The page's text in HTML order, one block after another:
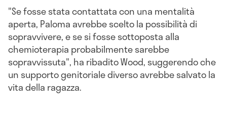
"Se fosse stata contattata con una mentalità
aperta, Paloma avrebbe scelto la possibilità di
sopravvivere, e se si fosse sottoposta alla
chemioterapia probabilmente sarebbe
sopravvissuta", ha ribadito Wood, suggerendo che
un supporto genitoriale diverso avrebbe salvato la
vita della ragazza.